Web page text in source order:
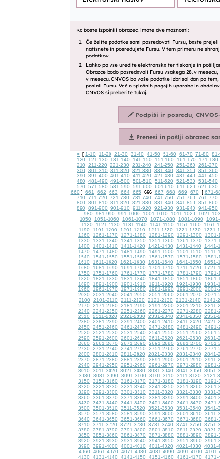
< [ 1-10 11-20 21-30 31-40 41-50 51-60 61-70 71-80
81-
120
121-130 131-140 141-150 151-160 161-170
171-180
210
211-220 221-230 231-240 241-250 251-260
261-270
300
301-310 311-320 321-330 331-340 341-350
351-360
390
391-400 401-410 411-420 421-430 431-440
441-450
480
481-490 491-500 501-510 511-520 521-530
531-540
570
571-580 581-590 591-600 601-610 611-620
621-630
660 ] 661 662 663 664 665 666 667 668 669 670 [ 671-
710
711-720 721-730 731-740 741-750 751-760
761-770
800
801-810 811-820 821-830 831-840 841-850
851-860
890
891-900 901-910 911-920 921-930 931-940
941-950
980
981-990 991-1000 1001-1010 1011-1020
1021-
1050
1051-1060 1061-1070 1071-1080 1081-1090
1120
1121-1130 1131-1140 1141-1150 1151-1160
1161-
1190
1191-1200 1201-1210 1211-1220 1221-1230
1231-
1260
1261-1270 1271-1280 1281-1290 1291-1300
1301-
1330
1331-1340 1341-1350 1351-1360 1361-1370
1371-
1400
1401-1410 1411-1420 1421-1430 1431-1440
1441-
1470
1471-1480 1481-1490 1491-1500 1501-1510
1511-
1540
1541-1550 1551-1560 1561-1570 1571-1580
1581-
1610
1611-1620 1621-1630 1631-1640 1641-1650
1651-
1680
1681-1690 1691-1700 1701-1710 1711-1720
1721-
1750
1751-1760 1761-1770 1771-1780 1781-1790
1791-
1820
1821-1830 1831-1840 1841-1850 1851-1860
1861-
1890
1891-1900 1901-1910 1911-1920 1921-1930
1931-
1960
1961-1970 1971-1980 1981-1990 1991-2000
2001-
2030
2031-2040 2041-2050 2051-2060 2061-2070
2071-
2100
2101-2110 2111-2120 2121-2130 2131-2140
2141-
2170
2171-2180 2181-2190 2191-2200 2201-2210
2211-
2240
2241-2250 2251-2260 2261-2270 2271-2280
2281-
2310
2311-2320 2321-2330 2331-2340 2341-2350
2351-
2380
2381-2390 2391-2400 2401-2410 2411-2420
2421-
2450
2451-2460 2461-2470 2471-2480 2481-2490
2491-
2520
2521-2530 2531-2540 2541-2550 2551-2560
2561-
2590
2591-2600 2601-2610 2611-2620 2621-2630
2631-
2660
2661-2670 2671-2680 2681-2690 2691-2700
2701-
2730
2731-2740 2741-2750 2751-2760 2761-2770
2771-
2800
2801-2810 2811-2820 2821-2830 2831-2840
2841-
2870
2871-2880 2881-2890 2891-2900 2901-2910
2911-
2940
2941-2950 2951-2960 2961-2970 2971-2980
2981-
3010
3011-3020 3021-3030 3031-3040 3041-3050
3051-
3080
3081-3090 3091-3100 3101-3110 3111-3120
3121-
3150
3151-3160 3161-3170 3171-3180 3181-3190
3191-
3220
3221-3230 3231-3240 3241-3250 3251-3260
3261-
3290
3291-3300 3301-3310 3311-3320 3321-3330
3331-
3360
3361-3370 3371-3380 3381-3390 3391-3400
3401-
3430
3431-3440 3441-3450 3451-3460 3461-3470
3471-
3500
3501-3510 3511-3520 3521-3530 3531-3540
3541-
3570
3571-3580 3581-3590 3591-3600 3601-3610
3611-
3640
3641-3650 3651-3660 3661-3670 3671-3680
3681-
3710
3711-3720 3721-3730 3731-3740 3741-3750
3751-
3780
3781-3790 3791-3800 3801-3810 3811-3820
3821-
3850
3851-3860 3861-3870 3871-3880 3881-3890
3891-
3920
3921-3930 3931-3940 3941-3950 3951-3960
3961-
3990
3991-4000 4001-4010 4011-4020 4021-4030
4031-
4060
4061-4070 4071-4080 4081-4090 4091-4100
4101-
4130
4131-4140 4141-4150 4151-4160 4161-4170 4171-